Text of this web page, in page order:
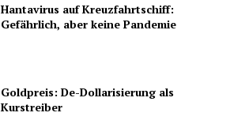
Hantavirus auf Kreuzfahrtschiff:
Gefährlich, aber keine Pandemie
Goldpreis: De-Dollarisierung als
Kurstreiber